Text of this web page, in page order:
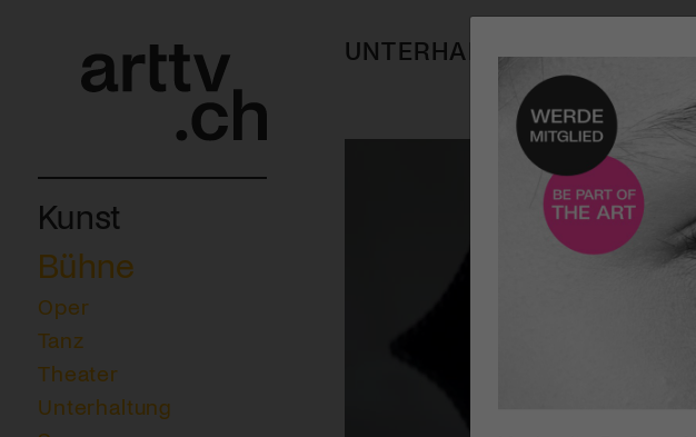
Kunst
Bühne
Oper
Tanz
Theater
Unterhaltung
UNTERHALTUNG